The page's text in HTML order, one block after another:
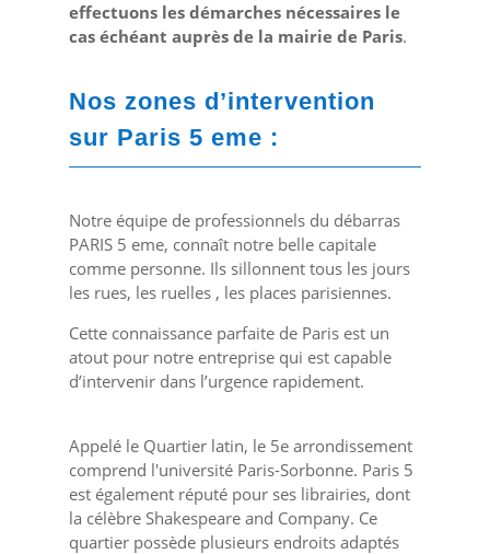
effectuons les démarches nécessaires le
cas échéant auprès de la mairie de Paris.
Nos zones d’intervention
sur Paris 5 eme :
Notre équipe de professionnels du débarras
PARIS 5 eme, connaît notre belle capitale
comme personne. Ils sillonnent tous les jours
les rues, les ruelles , les places parisiennes.
Cette connaissance parfaite de Paris est un
atout pour notre entreprise qui est capable
d’intervenir dans l’urgence rapidement.
Appelé le Quartier latin, le 5e arrondissement
comprend l'université Paris-Sorbonne. Paris 5
est également réputé pour ses librairies, dont
la célèbre Shakespeare and Company. Ce
quartier possède plusieurs endroits adaptés